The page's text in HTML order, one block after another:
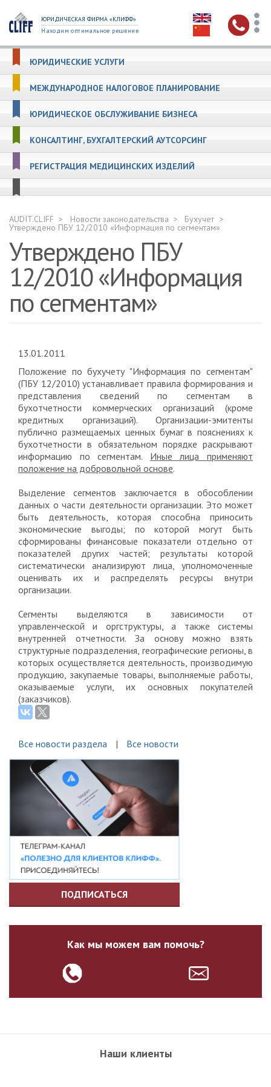
ЮРИДИЧЕСКАЯ ФИРМА «КЛИФФ»
Находим оптимальное решение
ЮРИДИЧЕСКИЕ УСЛУГИ
МЕЖДУНАРОДНОЕ НАЛОГОВОЕ ПЛАНИРОВАНИЕ
ЮРИДИЧЕСКОЕ ОБСЛУЖИВАНИЕ БИЗНЕСА
КОНСАЛТИНГ, БУХГАЛТЕРСКИЙ АУТСОРСИНГ
РЕГИСТРАЦИЯ МЕДИЦИНСКИХ ИЗДЕЛИЙ
AUDIT.CLIFF Новости законодательства Бухучет
Утверждено ПБУ 12/2010 «Информация по сегментам»
Утверждено ПБУ
12/2010 «Информация
по сегментам»
13.01.2011
Положение по бухучету "Информация по сегментам"
(ПБУ 12/2010) устанавливает правила формирования и
представления сведений по сегментам в
бухотчетности коммерческих организаций (кроме
кредитных организаций). Организации-эмитенты
публично размещаемых ценных бумаг в пояснениях к
бухотчетности в обязательном порядке раскрывают
информацию по сегментам. Иные лица применяют
положение на добровольной основе.
Выделение сегментов заключается в обособлении
данных о части деятельности организации. Это может
быть деятельность, которая способна приносить
экономические выгоды; по которой могут быть
сформированы финансовые показатели отдельно от
показателей других частей; результаты которой
систематически анализируют лица, уполномоченные
оценивать их и распределять ресурсы внутри
организации.
Сегменты выделяются в зависимости от
управленческой и оргструктуры, а также системы
внутренней отчетности. За основу можно взять
структурные подразделения, географические регионы, в
которых осуществляется деятельность, производимую
продукцию, закупаемые товары, выполняемые работы,
оказываемые услуги, их основных покупателей
(заказчиков).
Все новости раздела Все новости
ПОДПИСАТЬСЯ
Как мы можем вам помочь?
Наши клиенты